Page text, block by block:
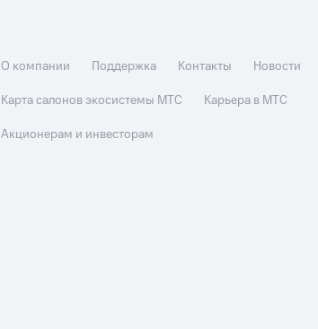
О компании Поддержка Контакты Новости
Карта салонов экосистемы МТС
Карьера в МТС
Акционерам и инвесторам